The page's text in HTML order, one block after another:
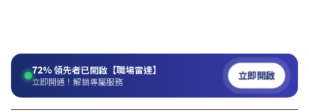
72%領先者已開啟【職場雷達】
立即開通！解鎖專屬服務 立即開啟